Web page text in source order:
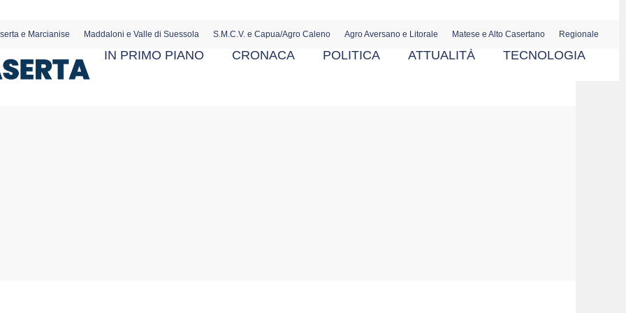
e Marcianise Maddaloni e Valle di Suessola S.M.C.V. e Capua/Agro Caleno Agro Aversano e Litorale Matese e Alto Casertano Regionale
IN PRIMO PIANO CRONACA POLITICA ATTUALITÀ TECNOLOGIA